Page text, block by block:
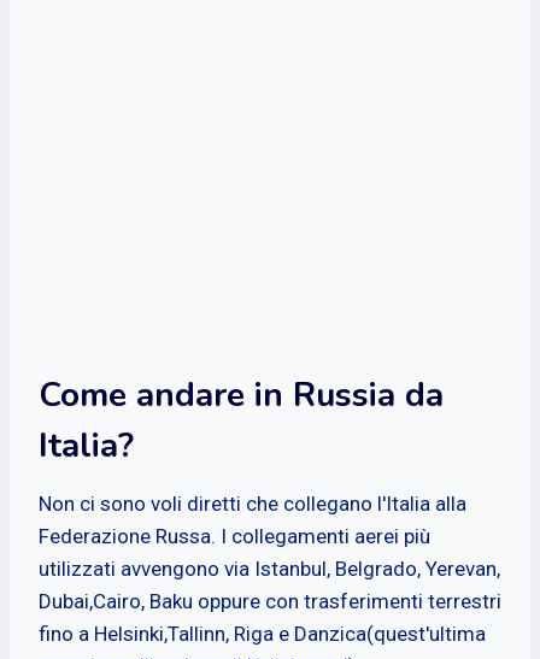
Come andare in Russia da
Italia?
Non ci sono voli diretti che collegano l'Italia alla
Federazione Russa. I collegamenti aerei più
utilizzati avvengono via Istanbul, Belgrado, Yerevan,
Dubai,Cairo, Baku oppure con trasferimenti terrestri
fino a Helsinki,Tallinn, Riga e Danzica(quest'ultima